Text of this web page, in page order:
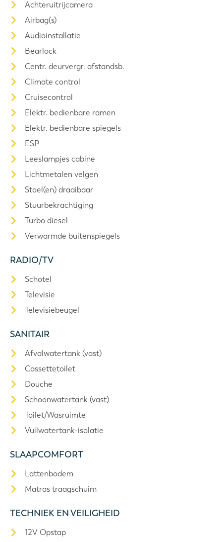
Achteruitrijcamera
Airbag(s)
Audioinstallatie
Bearlock
Centr. deurvergr. afstandsb.
Climate control
Cruisecontrol
Elektr. bedienbare ramen
Elektr. bedienbare spiegels
ESP
Leeslampjes cabine
Lichtmetalen velgen
Stoel(en) draaibaar
Stuurbekrachtiging
Turbo diesel
Verwarmde buitenspiegels
RADIO/TV
Schotel
Televisie
Televisiebeugel
SANITAIR
Afvalwatertank (vast)
Cassettetoilet
Douche
Schoonwatertank (vast)
Toilet/Wasruimte
Vuilwatertank-isolatie
SLAAPCOMFORT
Lattenbodem
Matras traagschuim
TECHNIEK EN VEILIGHEID
12V Opstap